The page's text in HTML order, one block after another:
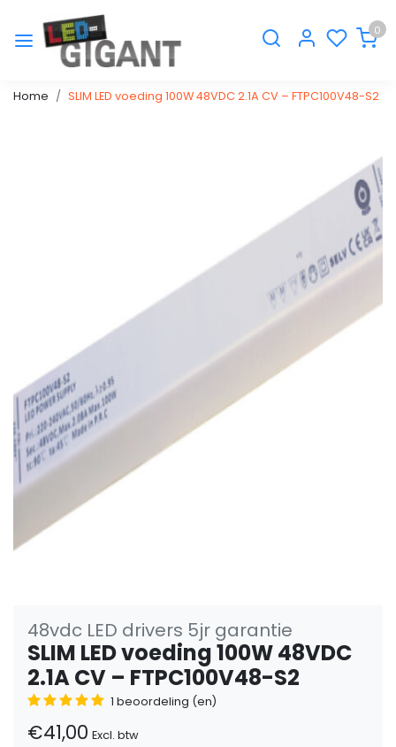
0
Home SLIM LED voeding 100W 48VDC 2.1A CV – FTPC100V48-S2
48vdc LED drivers 5jr garantie
SLIM LED voeding 100W 48VDC
2.1A CV – FTPC100V48-S2
1 beoordeling (en)
€41,00 Excl. btw